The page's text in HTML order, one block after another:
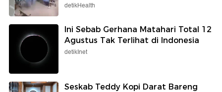
detikHealth
Ini Sebab Gerhana Matahari Total 12
Agustus Tak Terlihat di Indonesia
detikInet
Seskab Teddy Kopi Darat Bareng